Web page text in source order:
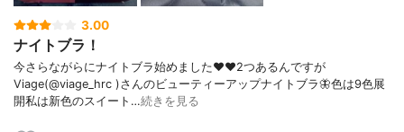
3.00
ナイトブラ！
今さらながらにナイトブラ始めました❤️❤️2つあるんですが
Viage(@viage_hrc )さんのビューティーアップナイトブラ🦋色は9色展
開私は新色のスイート…続きを見る